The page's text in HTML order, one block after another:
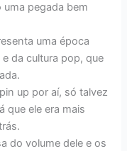
pegada bem
uma época
da cultura pop, que
up por aí, só talvez
que ele era mais
do volume dele e os